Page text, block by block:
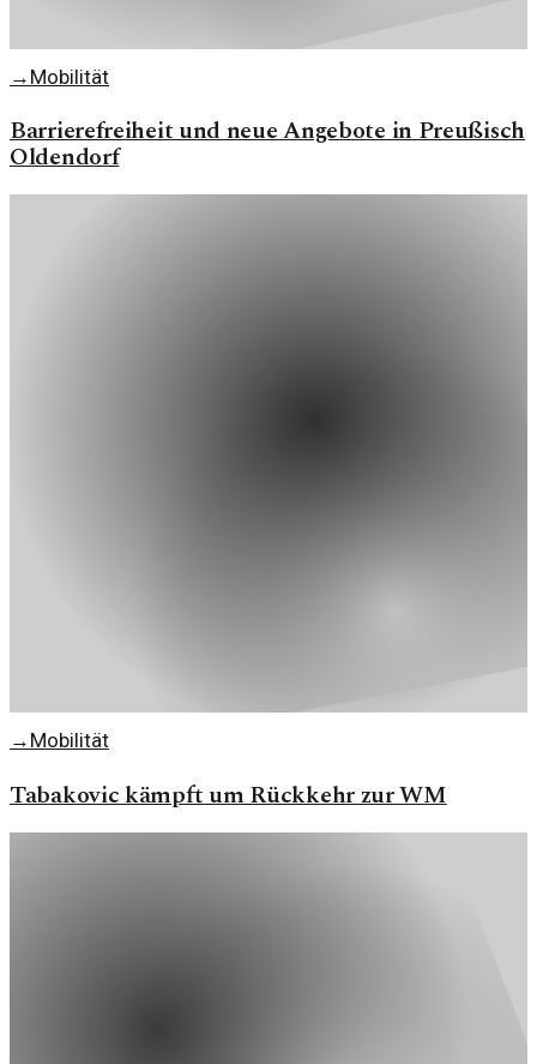
→ Mobilität
Barrierefreiheit und neue Angebote in Preußisch
Oldendorf
→ Mobilität
Tabakovic kämpft um Rückkehr zur WM